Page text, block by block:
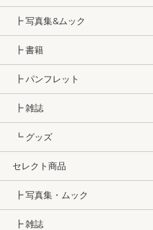
┣ 写真集&ムック
┣ 書籍
┣ パンフレット
┣ 雑誌
┗ グッズ
セレクト商品
┣ 写真集・ムック
┣ 雑誌